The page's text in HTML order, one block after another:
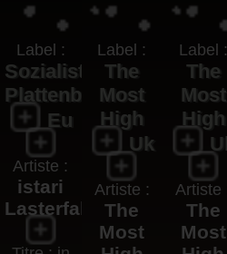
Label :
Sozialistischer
Plattenbau
Eu
Artiste :
istari
Lasterfahrer
Label :
The
Most
High
Uk
Artiste :
The
Most
Label :
The
Most
High
Artiste
The
Most